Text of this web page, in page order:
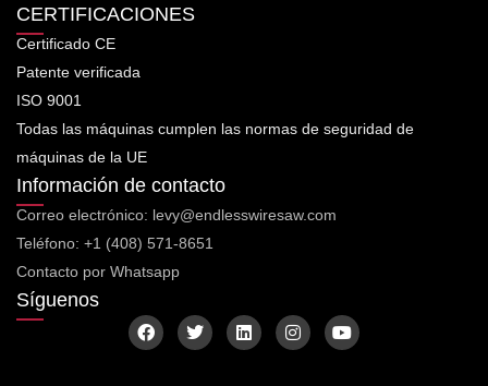
CERTIFICACIONES
Certificado CE
Patente verificada
ISO 9001
Todas las máquinas cumplen las normas de seguridad de
máquinas de la UE
Información de contacto
Correo electrónico: levy@endlesswiresaw.com
Teléfono: +1 (408) 571-8651
Contacto por Whatsapp
Síguenos
F
a
T
w
L
i
I
n
Y
o